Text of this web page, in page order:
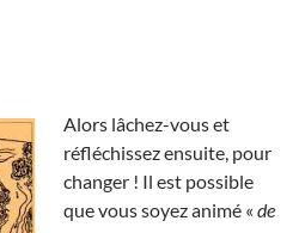
Alors lâchez-vous et
réfléchissez ensuite, pour
changer ! Il est possible
que vous soyez animé « de